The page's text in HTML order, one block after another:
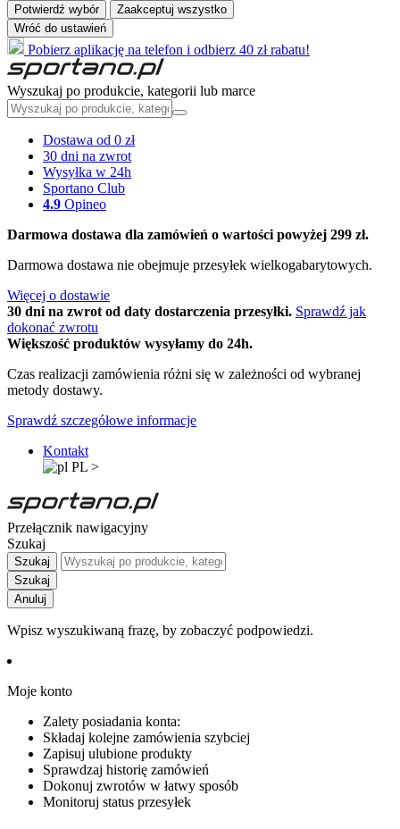
Potwierdź wybór
Zaakceptuj wszystko
Wróć do ustawień
Pobierz aplikację na telefon i odbierz 40 zł rabatu!
Wyszukaj po produkcie, kategorii lub marce
Dostawa od 0 zł
30 dni na zwrot
Wysyłka w 24h
Sportano Club
4.9 Opineo
Darmowa dostawa dla zamówień o wartości powyżej 299 zł.
Darmowa dostawa nie obejmuje przesyłek wielkogabarytowych.
Więcej o dostawie
30 dni na zwrot od daty dostarczenia przesyłki. Sprawdź jak
dokonać zwrotu
Większość produktów wysyłamy do 24h.
Czas realizacji zamówienia różni się w zależności od wybranej
metody dostawy.
Sprawdź szczegółowe informacje
Kontakt
PL >
Przełącznik nawigacyjny
Szukaj
Szukaj
Szukaj
Anuluj
Wpisz wyszukiwaną frazę, by zobaczyć podpowiedzi.
Moje konto
Zalety posiadania konta:
Składaj kolejne zamówienia szybciej
Zapisuj ulubione produkty
Sprawdzaj historię zamówień
Dokonuj zwrotów w łatwy sposób
Monitoruj status przesyłek